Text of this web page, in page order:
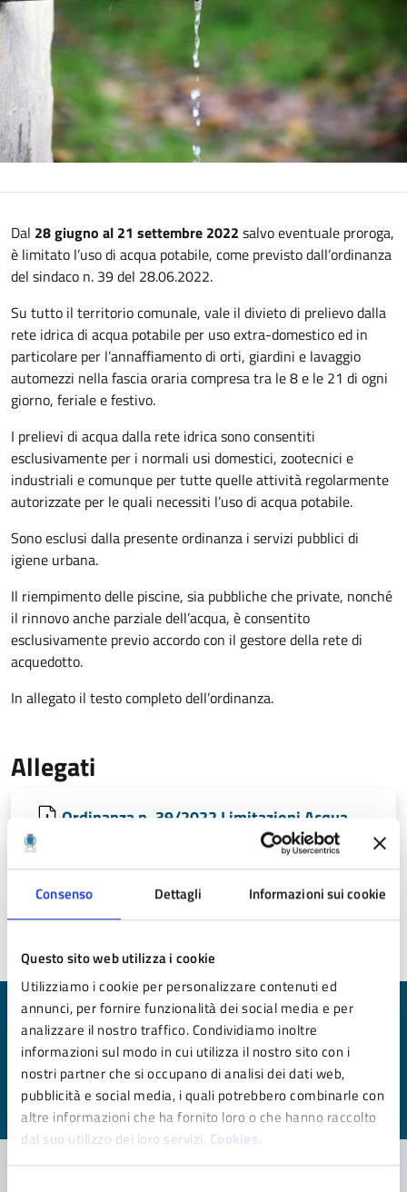
Consenso Dettagli Informazioni sui cookie
Questo sito web utilizza i cookie
Utilizziamo i cookie per personalizzare contenuti ed
annunci, per fornire funzionalità dei social media e per
analizzare il nostro traffico. Condividiamo inoltre
informazioni sul modo in cui utilizza il nostro sito con i
nostri partner che si occupano di analisi dei dati web,
pubblicità e social media, i quali potrebbero combinarle con
altre informazioni che ha fornito loro o che hanno raccolto
dal suo utilizzo dei loro servizi. Cookies.
Dal 28 giugno al 21 settembre 2022 salvo eventuale proroga,
è limitato l’uso di acqua potabile, come previsto dall’ordinanza
del sindaco n. 39 del 28.06.2022.
Su tutto il territorio comunale, vale il divieto di prelievo dalla
rete idrica di acqua potabile per uso extra-domestico ed in
particolare per l’annaffiamento di orti, giardini e lavaggio
automezzi nella fascia oraria compresa tra le 8 e le 21 di ogni
giorno, feriale e festivo.
I prelievi di acqua dalla rete idrica sono consentiti
esclusivamente per i normali usi domestici, zootecnici e
industriali e comunque per tutte quelle attività regolarmente
autorizzate per le quali necessiti l’uso di acqua potabile.
Sono esclusi dalla presente ordinanza i servizi pubblici di
igiene urbana.
Il riempimento delle piscine, sia pubbliche che private, nonché
il rinnovo anche parziale dell’acqua, è consentito
esclusivamente previo accordo con il gestore della rete di
acquedotto.
In allegato il testo completo dell’ordinanza.
Allegati
Ordinanza n. 39/2022 Limitazioni Acqua
Quanto sono chiare le informazioni su questa
pagina?
Valuta da 1 a 5 stelle la pagina
Valuta 5 stelle su 5
Valuta 4 stelle su 5
Valuta 3 stelle su 5
Valuta 2 stelle su 5
Valuta 1 stelle su 5